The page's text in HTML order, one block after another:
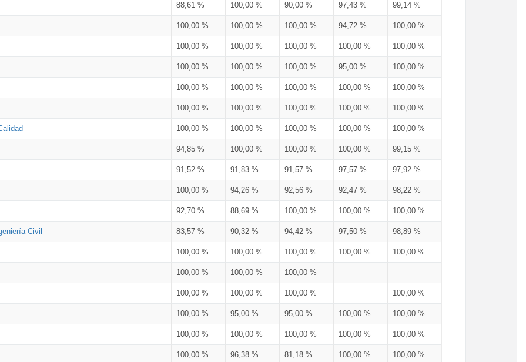
88,61 % 100,00 % 90,00 % 97,43 % 99,14 %
100,00 % 100,00 % 100,00 % 94,72 % 100,00 %
100,00 % 100,00 % 100,00 % 100,00 % 100,00 %
100,00 % 100,00 % 100,00 % 95,00 % 100,00 %
100,00 % 100,00 % 100,00 % 100,00 % 100,00 %
100,00 % 100,00 % 100,00 % 100,00 % 100,00 %
100,00 % 100,00 % 100,00 % 100,00 % 100,00 %
94,85 % 100,00 % 100,00 % 100,00 % 99,15 %
91,52 % 91,83 % 91,57 % 97,57 % 97,92 %
100,00 % 94,26 % 92,56 % 92,47 % 98,22 %
92,70 % 88,69 % 100,00 % 100,00 % 100,00 %
Civil 83,57 % 90,32 % 94,42 % 97,50 % 98,89 %
100,00 % 100,00 % 100,00 % 100,00 % 100,00 %
100,00 % 100,00 % 100,00 %
100,00 % 100,00 % 100,00 % 100,00 %
100,00 % 95,00 % 95,00 % 100,00 % 100,00 %
100,00 % 100,00 % 100,00 % 100,00 % 100,00 %
100,00 % 96,38 % 81,18 % 100,00 % 100,00 %